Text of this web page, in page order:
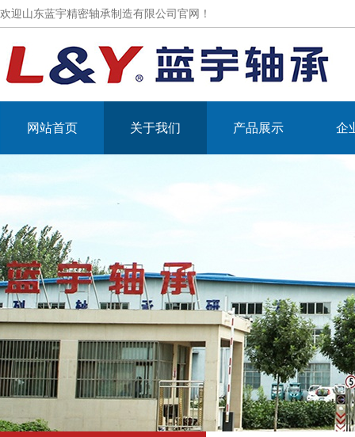
欢迎山东蓝宇精密轴承制造有限公司官网！
网站首页 关于我们 产品展示 企